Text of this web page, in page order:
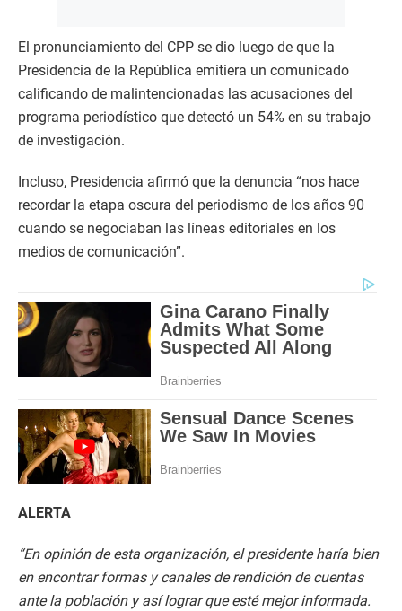
El pronunciamiento del CPP se dio luego de que la
Presidencia de la República emitiera un comunicado
calificando de malintencionadas las acusaciones del
programa periodístico que detectó un 54% en su trabajo
de investigación.
Incluso, Presidencia afirmó que la denuncia “nos hace
recordar la etapa oscura del periodismo de los años 90
cuando se negociaban las líneas editoriales en los
medios de comunicación”.
ALERTA
“En opinión de esta organización, el presidente haría bien
en encontrar formas y canales de rendición de cuentas
ante la población y así lograr que esté mejor informada.